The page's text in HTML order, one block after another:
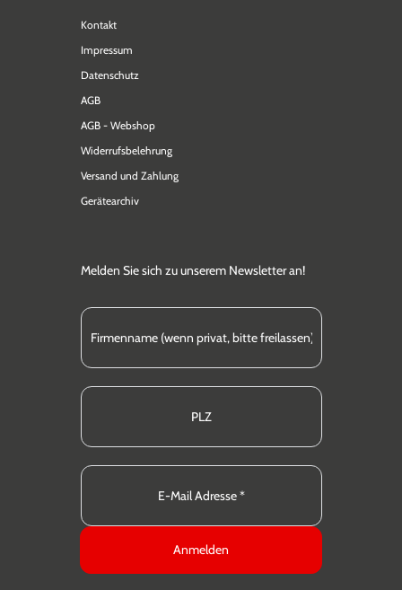
Kontakt
Impressum
Datenschutz
AGB
AGB - Webshop
Widerrufsbelehrung
Versand und Zahlung
Gerätearchiv
Melden Sie sich zu unserem Newsletter an!
Anmelden